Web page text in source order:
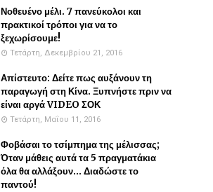
Νοθευένο μέλι. 7 πανεύκολοι και
πρακτικοί τρόποι για να το
ξεχωρίσουμε!
Τετάρτη, Δεκεμβρίου 21, 2016
Απίστευτο: Δείτε πως αυξάνουν τη
παραγωγή στη Κίνα. Ξυπνήστε πριν να
είναι αργά VIDEO ΣΟΚ
Τετάρτη, Μαΐου 11, 2016
Φοβάσαι το τσίμπημα της μέλισσας;
Όταν μάθεις αυτά τα 5 πραγματάκια
όλα θα αλλάξουν... Διαδώστε το
παντού!